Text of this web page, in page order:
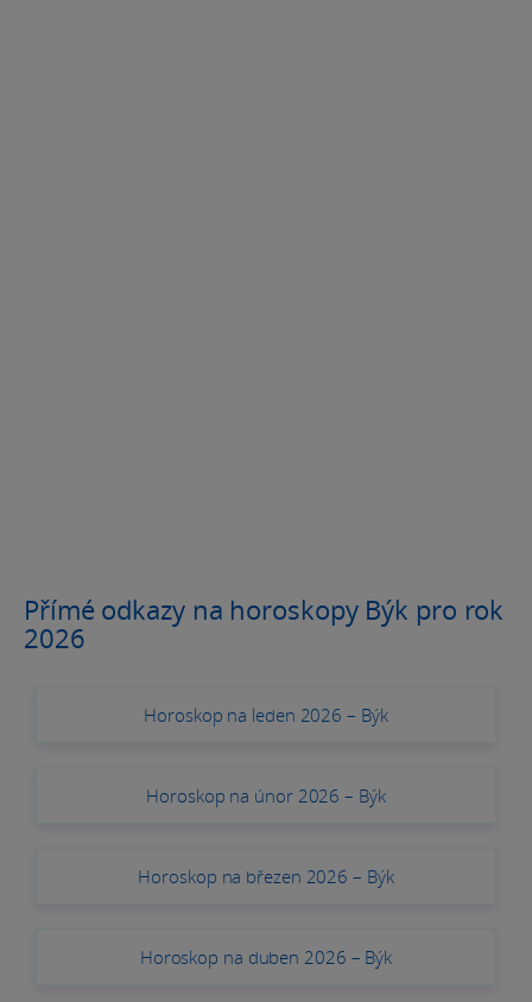
Přímé odkazy na horoskopy Býk pro rok
2026
Horoskop na leden 2026 – Býk
Horoskop na únor 2026 – Býk
Horoskop na březen 2026 – Býk
Horoskop na duben 2026 – Býk